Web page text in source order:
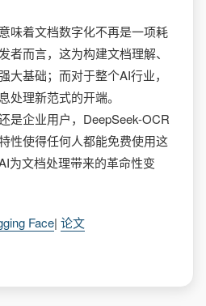
味着文档数字化不再是一项耗
者而言，这为构建文档理解、
大基础；而对于整个AI行业，
处理新范式的开端。
是企业用户，DeepSeek-OCR
性使得任何人都能免费使用这
为文档处理带来的革命性变
Face| 论文